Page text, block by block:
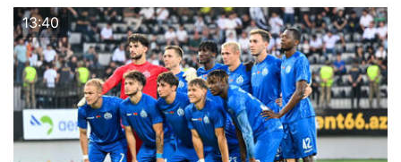
13:40